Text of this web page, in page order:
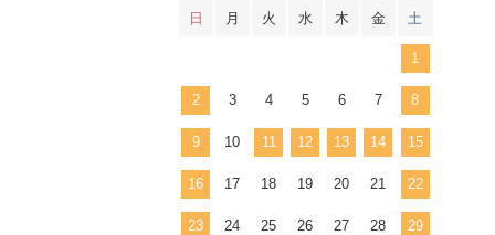
日 月 火 水 木 金 土
1
2 3 4 5 6 7 8
9 10 11 12 13 14 15
16 17 18 19 20 21 22
23 24 25 26 27 28 29